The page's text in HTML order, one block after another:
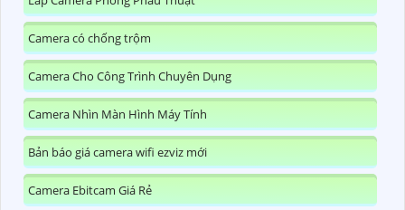
Camera có chống trộm
Camera Cho Công Trình Chuyên Dụng
Camera Nhìn Màn Hình Máy Tính
Bản báo giá camera wifi ezviz mới
Camera Ebitcam Giá Rẻ